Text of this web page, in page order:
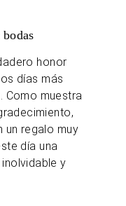
honor
días más
Como muestra
un regalo muy
día una
y